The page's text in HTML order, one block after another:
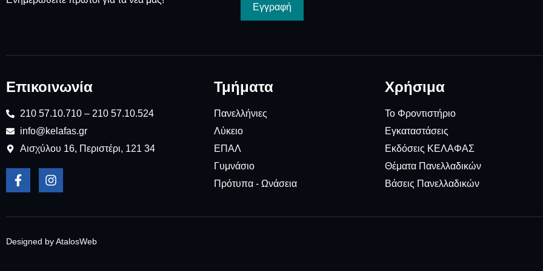
Εγγραφή
Επικοινωνία
210 57.10.710 – 210 57.10.524
info@kelafas.gr
Αισχύλου 16, Περιστέρι, 121 34
Τμήματα
Πανελλήνιες
Λύκειο
ΕΠΑΛ
Γυμνάσιο
Πρότυπα - Ωνάσεια
Χρήσιμα
Το Φροντιστήριο
Εγκαταστάσεις
Εκδόσεις ΚΕΛΑΦΑΣ
Θέματα Πανελλαδικών
Βάσεις Πανελλαδικών
Designed by AtalosWeb